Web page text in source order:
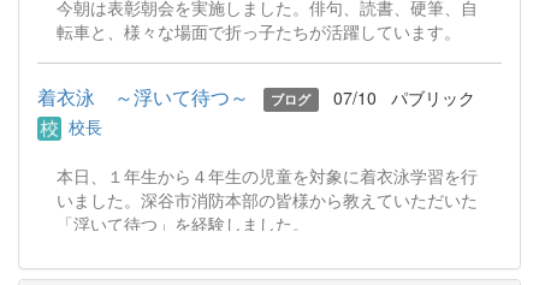
今朝は表彰朝会を実施しました。俳句、読書、硬筆、自
転車と、様々な場面で折っ子たちが活躍しています。
着衣泳 ～浮いて待つ～ ブログ 07/10
パブリック
校長
本日、１年生から４年生の児童を対象に着衣泳学習を行
いました。深谷市消防本部の皆様から教えていただいた
「浮いて待つ」を経験しました。